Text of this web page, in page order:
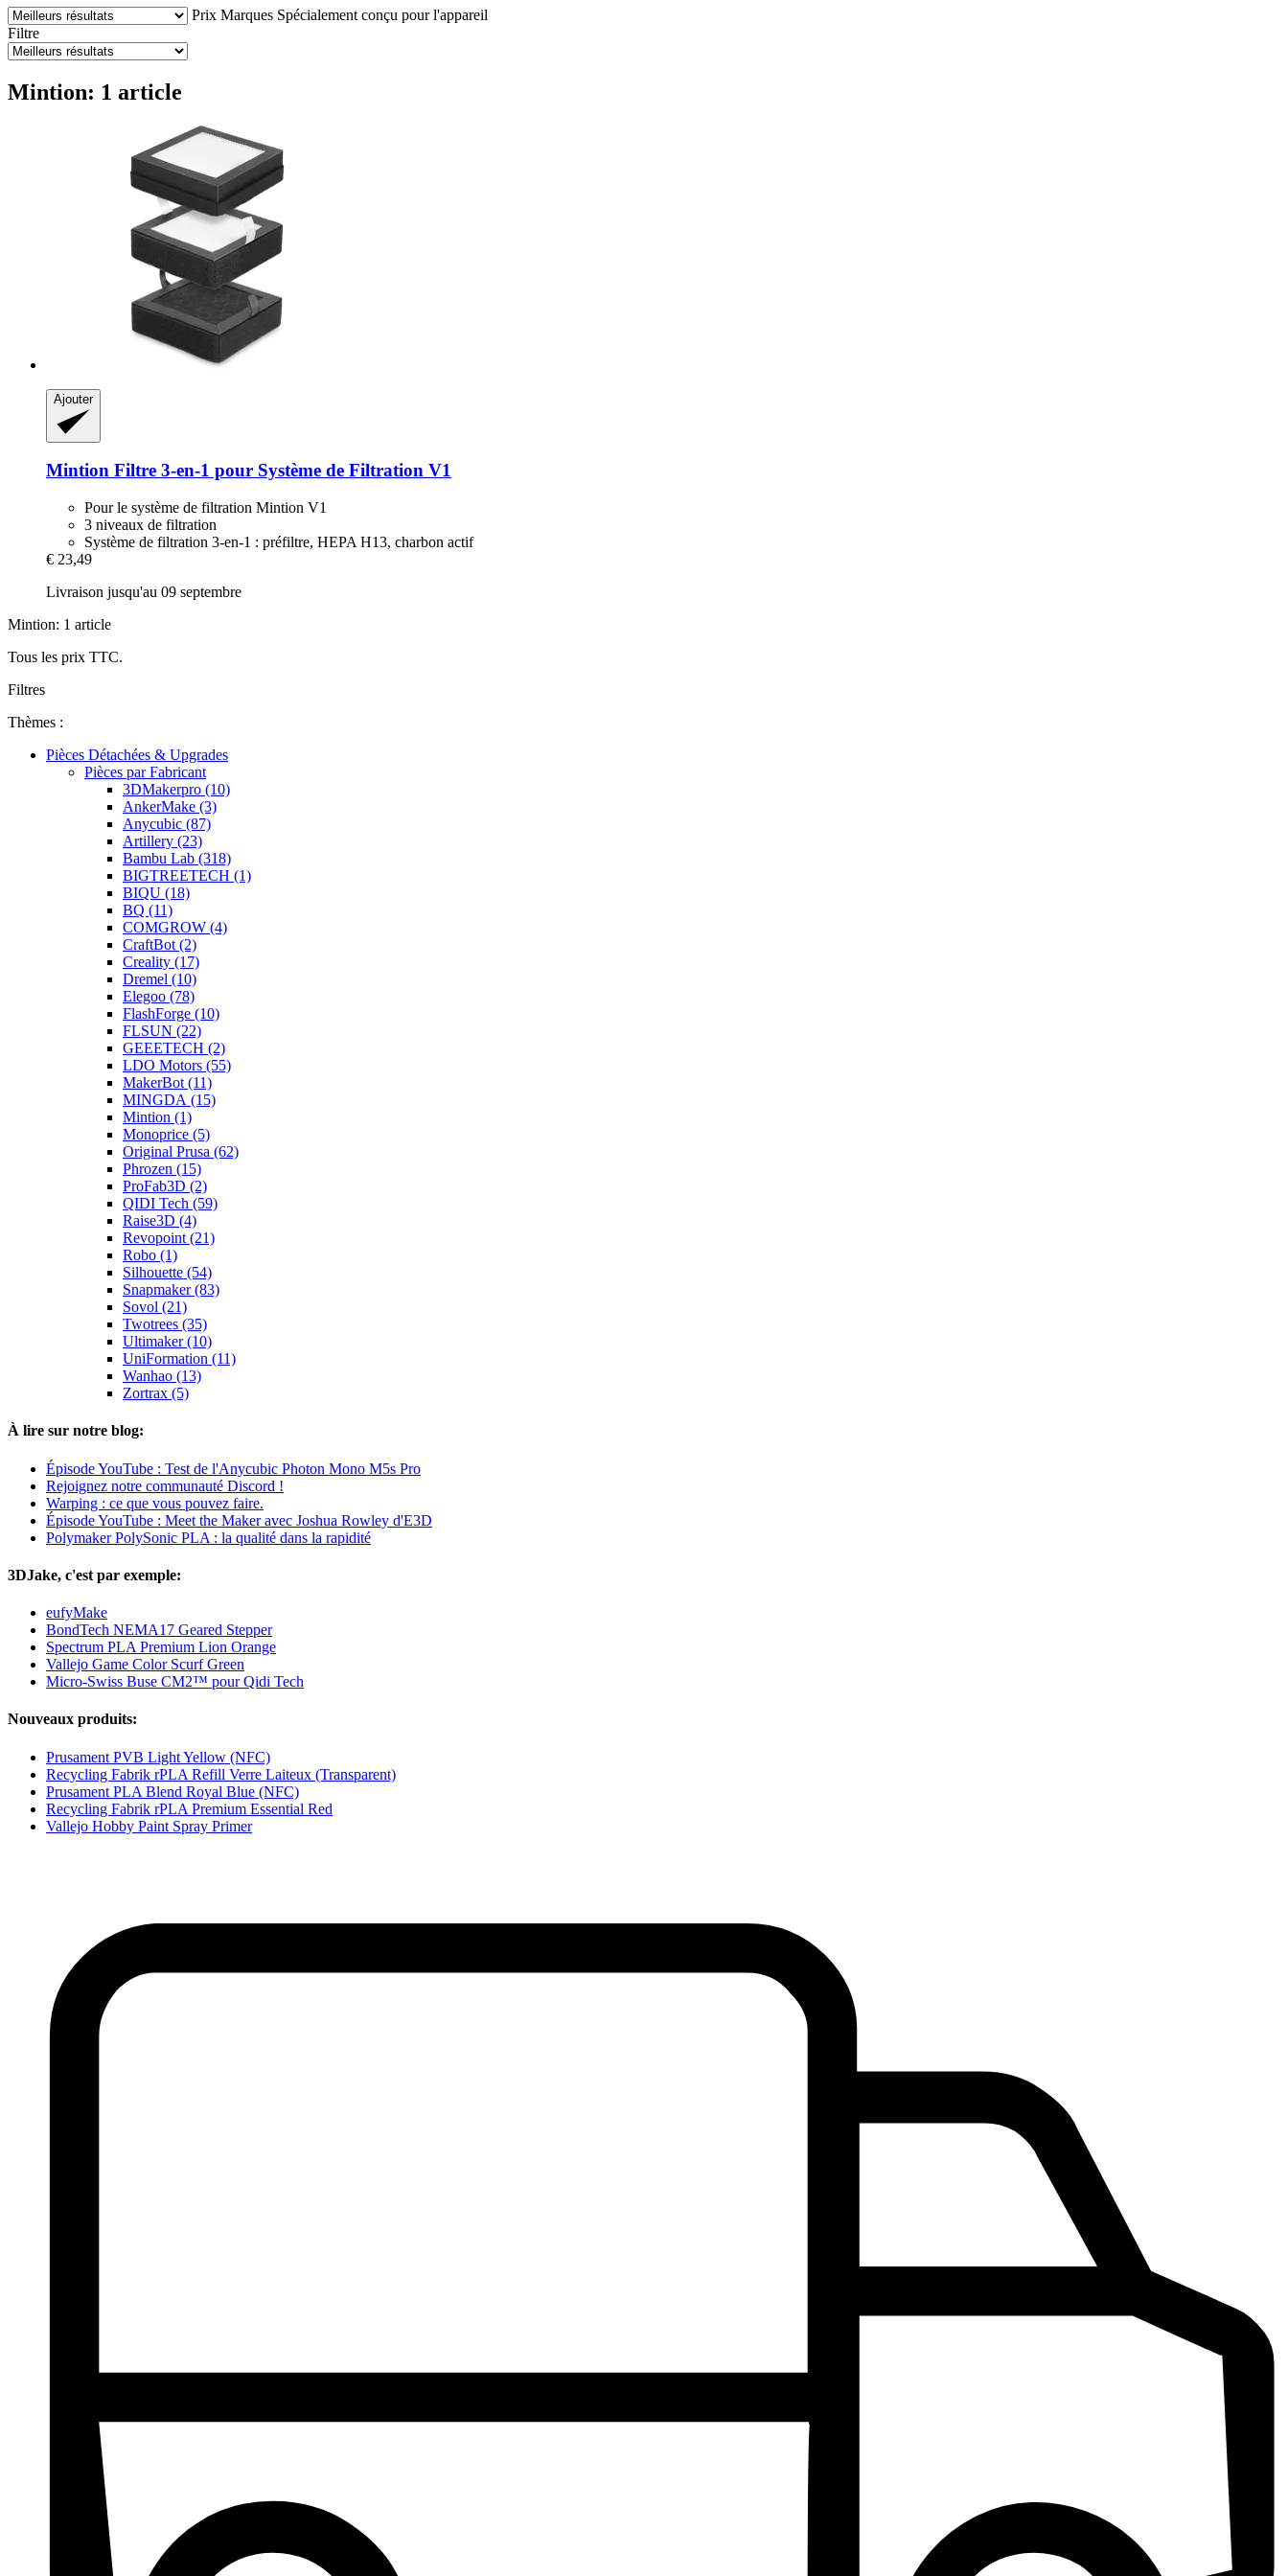
Prix Marques Spécialement conçu pour l'appareil
Filtre
Mintion: 1 article
Ajouter
Mintion Filtre 3-​en-​1 pour Système de Filtration V1
Pour le système de filtration Mintion V1
3 niveaux de filtration
Système de filtration 3-en-1 : préfiltre, HEPA H13, charbon actif
€ 23,49
Livraison jusqu'au 09 septembre
Mintion: 1 article
Tous les prix TTC.
Filtres
Thèmes :
Pièces Détachées & Upgrades
Pièces par Fabricant
3DMakerpro (10)
AnkerMake (3)
Anycubic (87)
Artillery (23)
Bambu Lab (318)
BIGTREETECH (1)
BIQU (18)
BQ (11)
COMGROW (4)
CraftBot (2)
Creality (17)
Dremel (10)
Elegoo (78)
FlashForge (10)
FLSUN (22)
GEEETECH (2)
LDO Motors (55)
MakerBot (11)
MINGDA (15)
Mintion (1)
Monoprice (5)
Original Prusa (62)
Phrozen (15)
ProFab3D (2)
QIDI Tech (59)
Raise3D (4)
Revopoint (21)
Robo (1)
Silhouette (54)
Snapmaker (83)
Sovol (21)
Twotrees (35)
Ultimaker (10)
UniFormation (11)
Wanhao (13)
Zortrax (5)
À lire sur notre blog:
Épisode YouTube : Test de l'Anycubic Photon Mono M5s Pro
Rejoignez notre communauté Discord !
Warping : ce que vous pouvez faire.
Épisode YouTube : Meet the Maker avec Joshua Rowley d'E3D
Polymaker PolySonic PLA : la qualité dans la rapidité
3DJake, c'est par exemple:
eufyMake
BondTech NEMA17 Geared Stepper
Spectrum PLA Premium Lion Orange
Vallejo Game Color Scurf Green
Micro-Swiss Buse CM2™ pour Qidi Tech
Nouveaux produits:
Prusament PVB Light Yellow (NFC)
Recycling Fabrik rPLA Refill Verre Laiteux (Transparent)
Prusament PLA Blend Royal Blue (NFC)
Recycling Fabrik rPLA Premium Essential Red
Vallejo Hobby Paint Spray Primer